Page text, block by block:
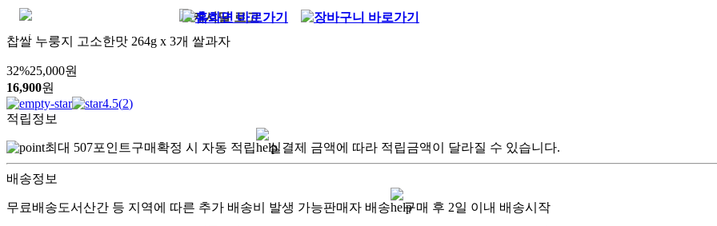
찹쌀 누룽지 고소한맛 264g x 3개 쌀과자
32%25,000원
16,900원
4.5(2)
적립정보
최대 507포인트구매확정 시 자동 적립 실결제 금액에 따라 적립금액이 달라질 수 있습니다.
배송정보
무료배송도서산간 등 지역에 따른 추가 배송비 발생 가능판매자 배송 구매 후 2일 이내 배송시작